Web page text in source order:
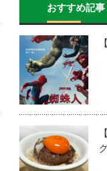
おすすめ記事